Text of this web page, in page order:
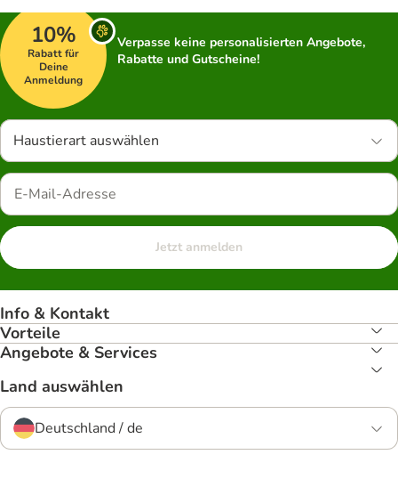
10%
Rabatt für
Deine
Anmeldung
Verpasse keine personalisierten Angebote,
Rabatte und Gutscheine!
Haustierart auswählen
Jetzt anmelden
Info & Kontakt
Vorteile
Angebote & Services
Land auswählen
Deutschland / de